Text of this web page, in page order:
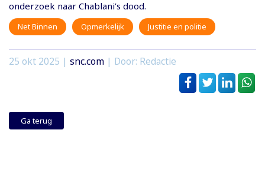
onderzoek naar Chablani’s dood.
Net Binnen Opmerkelijk Justitie en politie
25 okt 2025 | snc.com | Door: Redactie
Ga terug